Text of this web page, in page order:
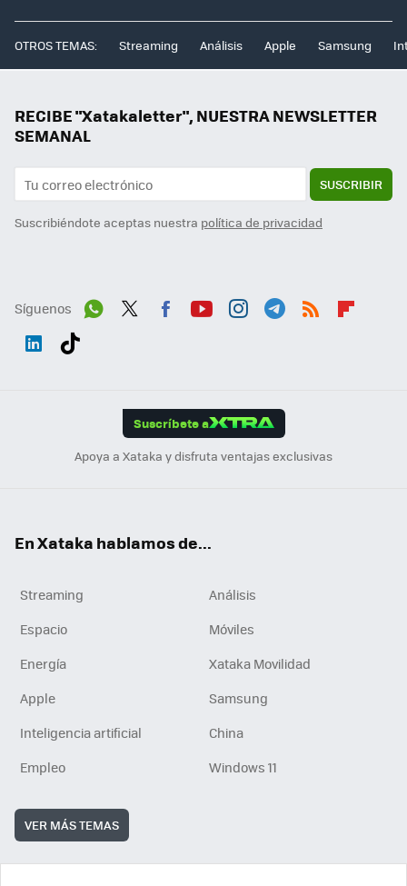
OTROS TEMAS: Streaming Análisis Apple Samsung
RECIBE "Xatakaletter", NUESTRA NEWSLETTER
SEMANAL
SUSCRIBIR
Suscribiéndote aceptas nuestra política de privacidad
Síguenos
Suscríbete a
Apoya a Xataka y disfruta ventajas exclusivas
En Xataka hablamos de...
Streaming
Análisis
Espacio
Móviles
Energía
Xataka Movilidad
Apple
Samsung
Inteligencia artificial
China
Empleo
Windows 11
VER MÁS TEMAS